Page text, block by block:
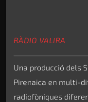
RÀDIO VALIRA
Una producció dels
Pirenaica en multi-
radiofòniques